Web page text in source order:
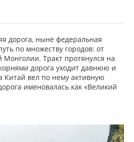
дорога, ныне федеральная
по множеству городов: от
Монголии. Тракт протянулся на
дорога уходит давнюю и
Китай вел по нему активную
именовалась как «Великий